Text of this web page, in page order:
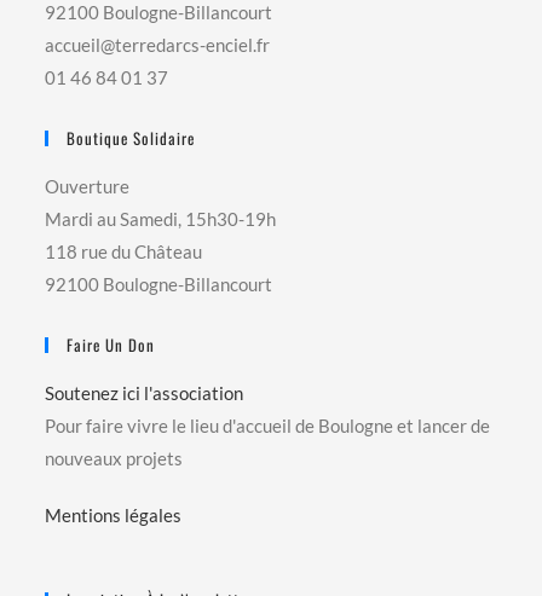
92100 Boulogne-Billancourt
accueil@terredarcs-enciel.fr
01 46 84 01 37
Boutique Solidaire
Ouverture
Mardi au Samedi, 15h30-19h
118 rue du Château
92100 Boulogne-Billancourt
Faire Un Don
Soutenez ici l'association
Pour faire vivre le lieu d'accueil de Boulogne et lancer de
nouveaux projets
Mentions légales